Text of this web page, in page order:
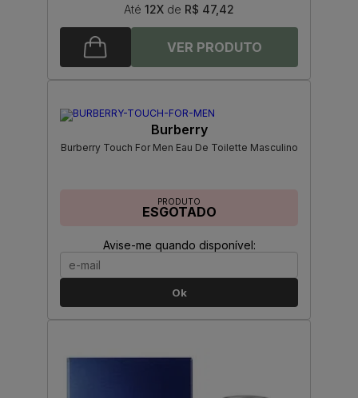
Até 12X de R$ 47,42
Burberry
Burberry Touch For Men Eau De Toilette Masculino
PRODUTO
ESGOTADO
Avise-me quando disponível:
Ok